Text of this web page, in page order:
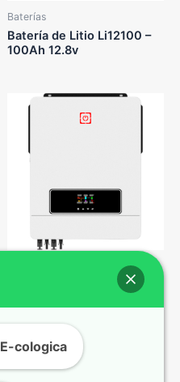
Baterías
Batería de Litio Li12100 –
100Ah 12.8v
Kits Híbridos - Inversores
Inversor/Cargador MPPT
10,2KW 160A 48V Mod.
MAXPRO-10.2
E-cologica